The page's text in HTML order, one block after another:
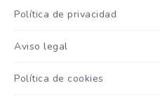
Política de privacidad
Aviso legal
Política de cookies